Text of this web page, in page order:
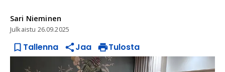
Sari Nieminen
Julkaistu 26.09.2025
Tallenna Jaa Tulosta